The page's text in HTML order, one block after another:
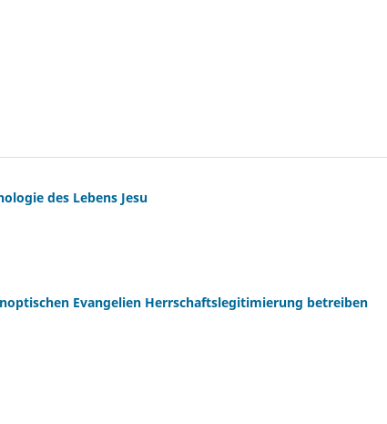
des Lebens Jesu
Evangelien Herrschaftslegitimierung betreiben